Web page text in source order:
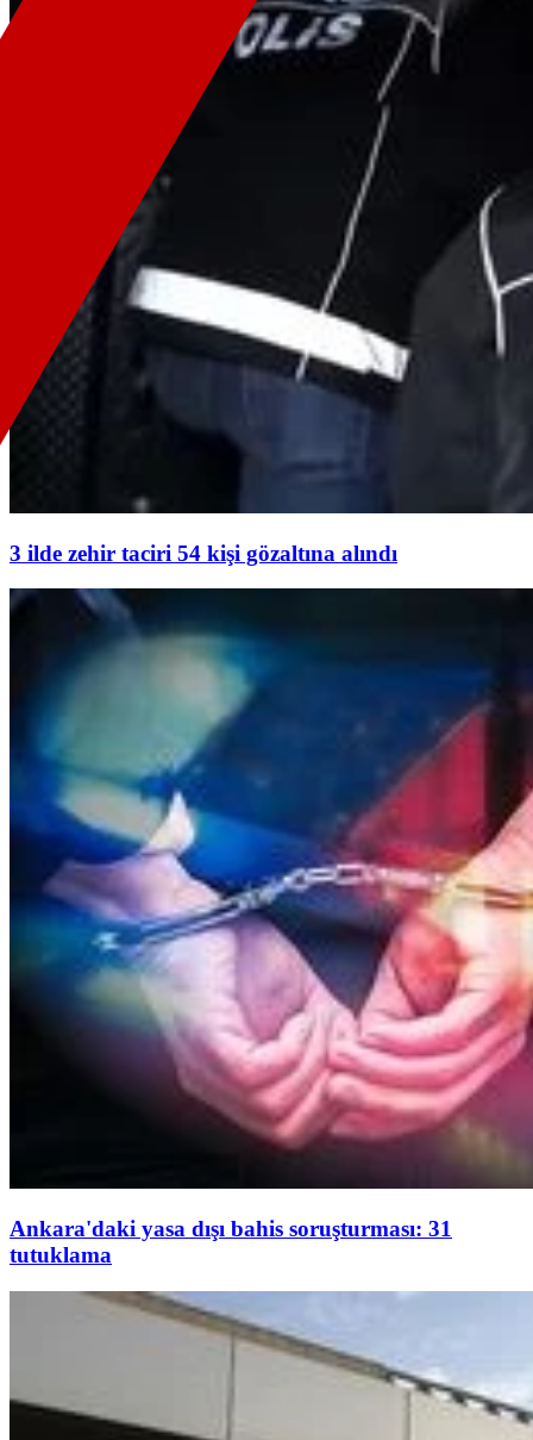
3 ilde zehir taciri 54 kişi gözaltına alındı
Ankara'daki yasa dışı bahis soruşturması: 31
tutuklama